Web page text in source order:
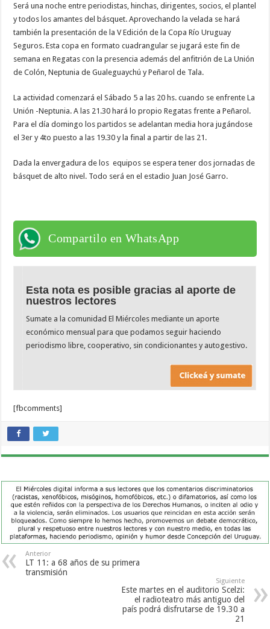
Será una noche entre periodistas, hinchas, dirigentes, socios, el plantel
y todos los amantes del básquet. Aprovechando la velada se hará
también la presentación de la V Edición de la Copa Río Uruguay
Seguros. Esta copa en formato cuadrangular se jugará este fin de
semana en Regatas con la presencia además del anfitrión de La Unión
de Colón, Neptunia de Gualeguaychú y Peñarol de Tala.
La actividad comenzará el Sábado 5 a las 20 hs. cuando se enfrente La
Unión -Neptunia. A las 21.30 hará lo propio Regatas frente a Peñarol.
Para el día domingo los partidos se adelantan media hora jugándose
el 3er y 4to puesto a las 19.30 y la final a partir de las 21.
Dada la envergadura de los equipos se espera tener dos jornadas de
básquet de alto nivel. Todo será en el estadio Juan José Garro.
Compartilo en WhatsApp
Esta nota es posible gracias al aporte de
nuestros lectores
Sumate a la comunidad El Miércoles mediante un aporte
económico mensual para que podamos seguir haciendo
periodismo libre, cooperativo, sin condicionantes y autogestivo.
[fbcomments]
Anterior
LT 11: a 68 años de su primera
transmisión
Siguiente
Este martes en el auditorio Scelzi:
el radioteatro más antiguo del
país podrá disfrutarse de 19.30 a
21